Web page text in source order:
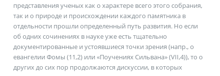
представления ученых как о характере всего этого собрания,
так и о природе и происхождении каждого памятника в
отдельности прошли определенный путь развития. Но если
об одних сочинениях в науке уже есть тщательно
документированные и устоявшиеся точки зрения (напр., о
евангелии Фомы (11,2) или «Поучениях Сильвана» (VII,4)), то о
других до сих пор продолжаются дискуссии, в которых